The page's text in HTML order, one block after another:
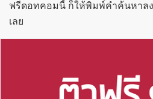
ฟรีดอทคอมนี้ ก็ให้พิมพ์คำค้นหาล
เลย